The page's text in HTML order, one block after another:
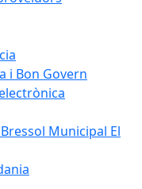
i Bon Govern
Municipal El